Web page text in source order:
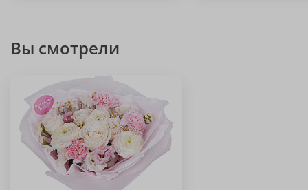
Вы смотрели